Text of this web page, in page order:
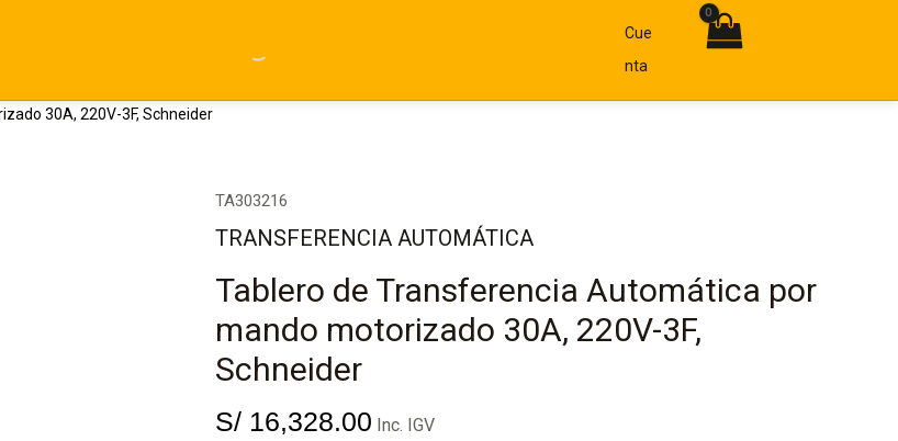
Cue
Nta
30A, 220V-3F, Schneider
TA303216
TRANSFERENCIA AUTOMÁTICA
Tablero de Transferencia Automática por
mando motorizado 30A, 220V-3F,
Schneider
S/16,328.00 Inc. IGV
Tablero
Transferencia
por
mando
motorizado
30A,
220V-
3F,
Schneider
cantidad